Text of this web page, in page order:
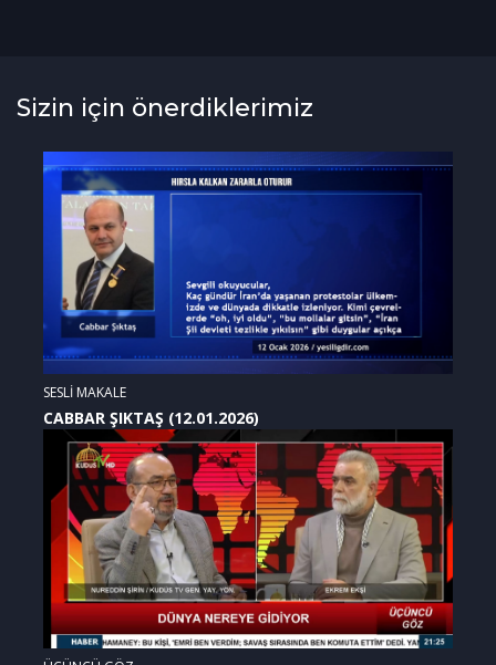
Sizin için önerdiklerimiz
SESLİ MAKALE
CABBAR ŞIKTAŞ (12.01.2026)